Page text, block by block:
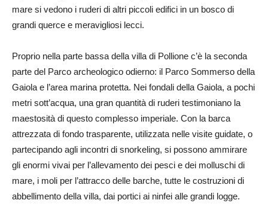
mare si vedono i ruderi di altri piccoli edifici in un bosco di
grandi querce e meravigliosi lecci.
Proprio nella parte bassa della villa di Pollione c’è la seconda
parte del Parco archeologico odierno: il Parco Sommerso della
Gaiola e l’area marina protetta. Nei fondali della Gaiola, a pochi
metri sott’acqua, una gran quantità di ruderi testimoniano la
maestosità di questo complesso imperiale. Con la barca
attrezzata di fondo trasparente, utilizzata nelle visite guidate, o
partecipando agli incontri di snorkeling, si possono ammirare
gli enormi vivai per l’allevamento dei pesci e dei molluschi di
mare, i moli per l’attracco delle barche, tutte le costruzioni di
abbellimento della villa, dai portici ai ninfei alle grandi logge.